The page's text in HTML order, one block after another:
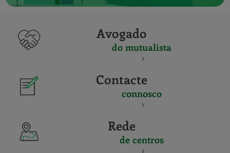
Avogado
do mutualista
Contacte
connosco
Rede
de centros